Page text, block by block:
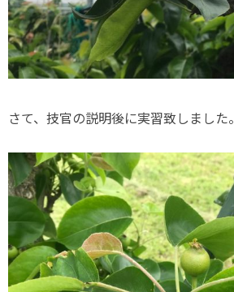
さて、技官の説明後に実習致しました。